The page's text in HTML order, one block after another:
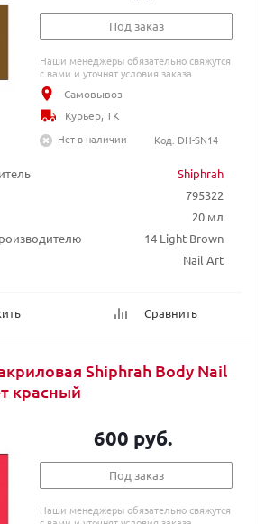
Shiphrah
795322
20 мл
14 Light Brown
Nail Art
Сравнить
Под заказ
Наши менеджеры обязательно свяжутся
с вами и уточнят условия заказа
Самовывоз
Курьер, ТК
Нет в наличии
Код: DH-SN14
Shiphrah Body Nail
красный
600 руб.
Под заказ
Наши менеджеры обязательно свяжутся